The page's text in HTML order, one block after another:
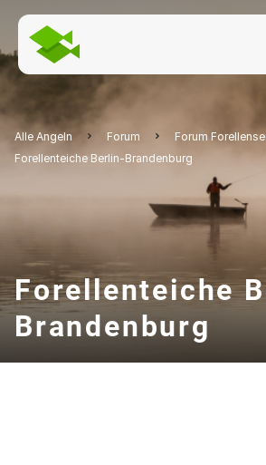
Alle Angeln Forum
Forum
Forellenteiche Berlin-Brandenburg
Forellenteiche
Brandenburg